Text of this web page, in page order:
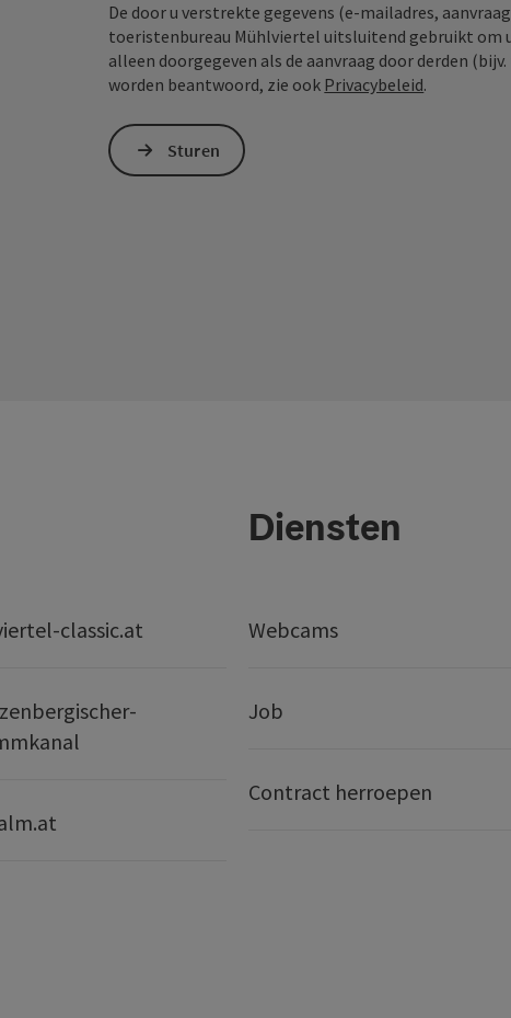
De door u verstrekte gegevens (e-mailadres,
toeristenbureau Mühlviertel uitsluitend gebruikt om
alleen doorgegeven als de aanvraag door derden
worden beantwoord, zie ook Privacybeleid.
Sturen
classic.at
Diensten
Webcams
Job
Contract herroepen